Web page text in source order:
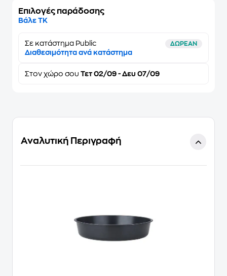
Επιλογές παράδοσης
Βάλε ΤΚ
Σε κατάστημα Public ΔΩΡΕΑΝ
Διαθεσιμότητα ανά κατάστημα
Στον χώρο σου Τετ 02/09 - Δευ 07/09
Αναλυτική Περιγραφή